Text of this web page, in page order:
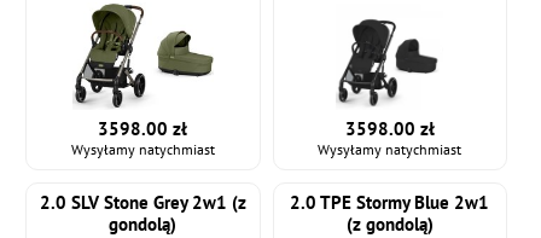
3598.00 zł
Wysyłamy natychmiast
3598.00 zł
Wysyłamy natychmiast
2.0 SLV Stone Grey 2w1 (z
gondolą)
2.0 TPE Stormy Blue 2w1
(z gondolą)